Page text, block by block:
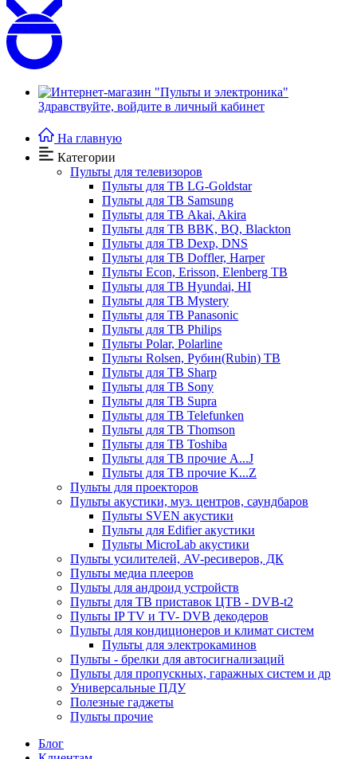
Здравствуйте, войдите в личный кабинет
На главную
Категории
Пульты для телевизоров
Пульты для ТВ LG-Goldstar
Пульты для ТВ Samsung
Пульты для ТВ Akai, Akira
Пульты для ТВ BBK, BQ, Blackton
Пульты для ТВ Dexp, DNS
Пульты для ТВ Doffler, Harper
Пульты Econ, Erisson, Elenberg ТВ
Пульты для ТВ Hyundai, HI
Пульты для ТВ Mystery
Пульты для ТВ Panasonic
Пульты для ТВ Philips
Пульты Polar, Polarline
Пульты Rolsen, Рубин(Rubin) ТВ
Пульты для ТВ Sharp
Пульты для ТВ Sony
Пульты для ТВ Supra
Пульты для ТВ Telefunken
Пульты для ТВ Thomson
Пульты для ТВ Toshiba
Пульты для ТВ прочие A...J
Пульты для ТВ прочие K...Z
Пульты для проекторов
Пульты акустики, муз. центров, саундбаров
Пульты SVEN акустики
Пульты для Edifier акустики
Пульты MicroLab акустики
Пульты усилителей, AV-ресиверов, ДК
Пульты медиа плееров
Пульты для андроид устройств
Пульты для ТВ приставок ЦТВ - DVB-t2
Пульты IP TV и TV- DVB декодеров
Пульты для кондиционеров и климат систем
Пульты для электрокаминов
Пульты - брелки для автосигнализаций
Пульты для пропускных, гаражных систем и др
Универсальные ПДУ
Полезные гаджеты
Пульты прочие
Блог